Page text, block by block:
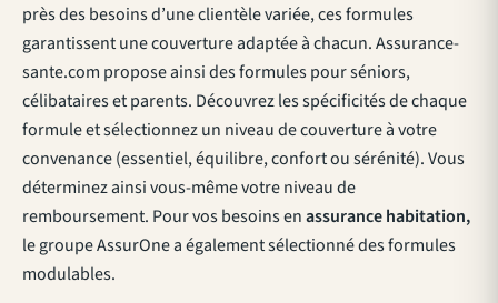
près des besoins d’une clientèle variée, ces formules
garantissent une couverture adaptée à chacun. Assurance-
sante.com propose ainsi des formules pour séniors,
célibataires et parents. Découvrez les spécificités de chaque
formule et sélectionnez un niveau de couverture à votre
convenance (essentiel, équilibre, confort ou sérénité). Vous
déterminez ainsi vous-même votre niveau de
remboursement. Pour vos besoins enassurance habitation,
le groupe AssurOne a également sélectionné des formules
modulables.